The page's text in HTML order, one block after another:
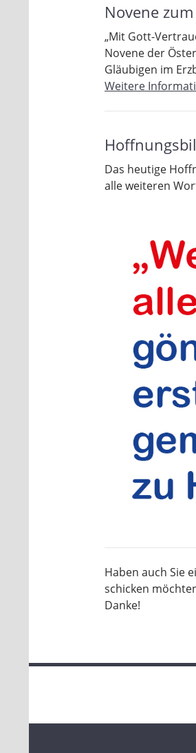
Novene
„Mit Gott-
Novene der
Gläubigen im
Weitere
Das heutige
alle weiteren
Haben auch Sie
schicken
Danke!